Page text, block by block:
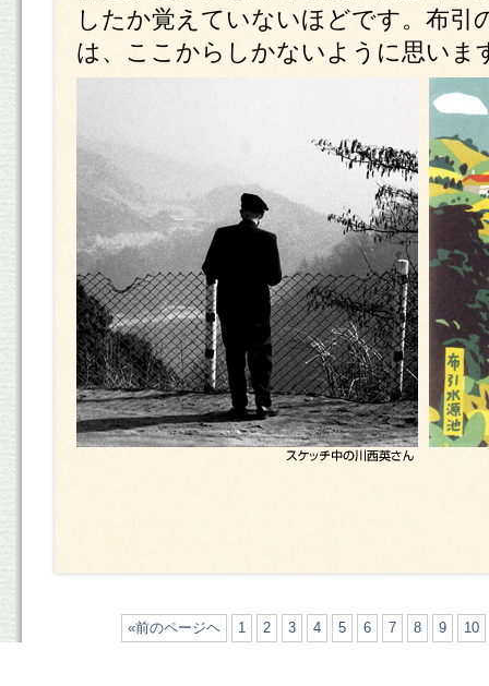
したか覚えていないほどです。布引
は、ここからしかないように思いま
«前のページヘ 1 2 3 4 5 6 7 8 9 10